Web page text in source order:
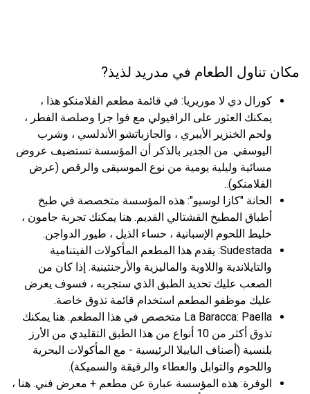
مكان تناول الطعام في مدريد لذيذ?
كورال دي لا موريريا: في قائمة مطعم الفلامنكو هذا ،
يمكنك العثور على الرافيولي مع فوا جرا وصلصة الفطر ،
ولحم الخنزير الأيبري ، والجازباتشو الأندلسي ، وشرب
اليوسفي. من الجدير بالذكر أن المؤسسة تستضيف عروض
مسائية وليلية يومية من نوع الموسيقى والرقص (عرض
الفلامنكو)..
الحانة "كازا لوسيو": هذه المؤسسة متخصصة في طبخ
أطباق المطبخ القشتالي القديم. هنا يمكنك تجربة جامون ،
خليط اللحوم الإسبانية ، حساء الذيل ، طيور الدواجن.
Sudestada: يقدم هذا المطعم المأكولات الفيتنامية
والتايلاندية واللاوية والماليزية والأرجنتينية. إذا كان من
الصعب عليك تحديد الطبق الذي ستجربه ، فسوف يعرض
عليك موظفو المطعم استخدام قائمة تذوق خاصة.
La Baracca: Paella متخصص في هذا المطعم. هنا يمكنك
تذوق أكثر من 10 أنواع من هذا الطبق التقليدي من الأرز
بلنسية (أصناف الباييلا الرئيسية - مع المأكولات البحرية
واللحوم والتوابل والعطاء والرقيقة والسميكة).
الوفرة: هذه المؤسسة عبارة عن مطعم + معرض فني. هنا ،